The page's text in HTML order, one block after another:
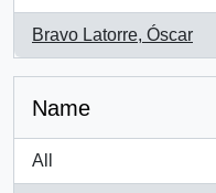
Bravo Latorre, Óscar
, 1 results
Name
All